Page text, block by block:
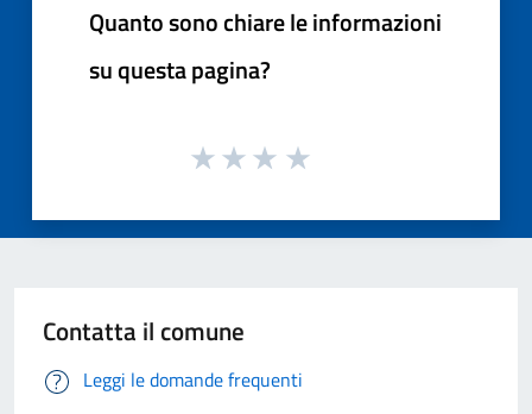
Quanto sono chiare le informazioni
su questa pagina?
Contatta il comune
Leggi le domande frequenti